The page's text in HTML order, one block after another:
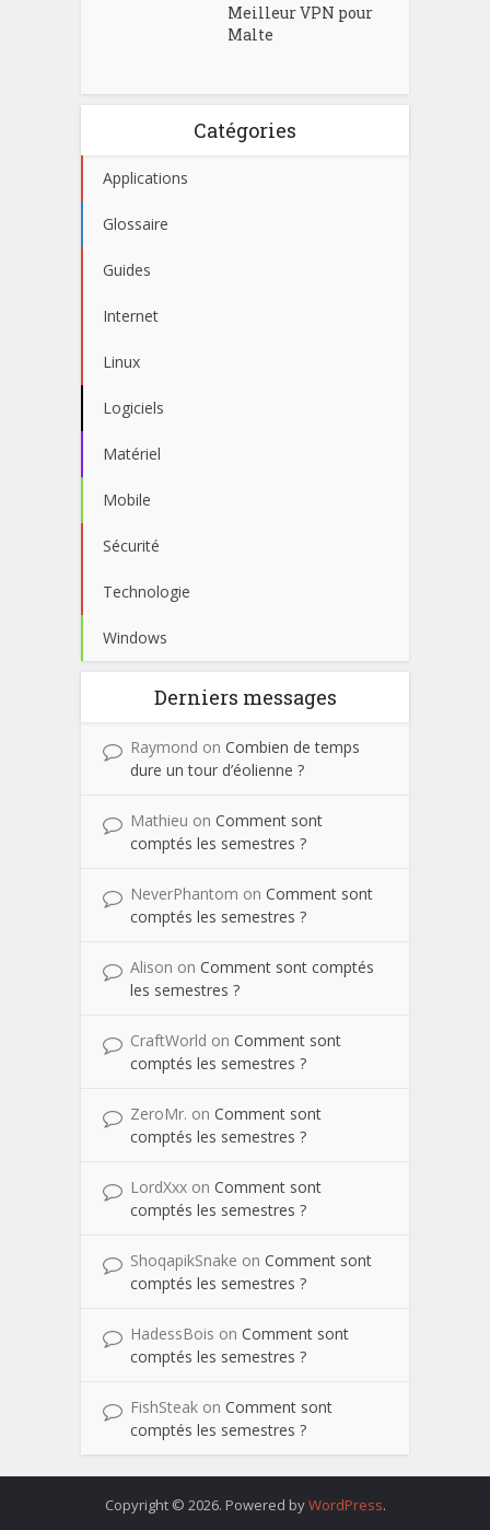
Meilleur VPN pour
Malte
Catégories
Applications
Glossaire
Guides
Internet
Linux
Logiciels
Matériel
Mobile
Sécurité
Technologie
Windows
Derniers messages
Raymond on Combien de temps
dure un tour d’éolienne ?
Mathieu on Comment sont
comptés les semestres ?
NeverPhantom on Comment sont
comptés les semestres ?
Alison on Comment sont comptés
les semestres ?
CraftWorld on Comment sont
comptés les semestres ?
ZeroMr. on Comment sont
comptés les semestres ?
LordXxx on Comment sont
comptés les semestres ?
ShoqapikSnake on Comment sont
comptés les semestres ?
HadessBois on Comment sont
comptés les semestres ?
FishSteak on Comment sont
comptés les semestres ?
Copyright © 2026. Powered byWordPress.